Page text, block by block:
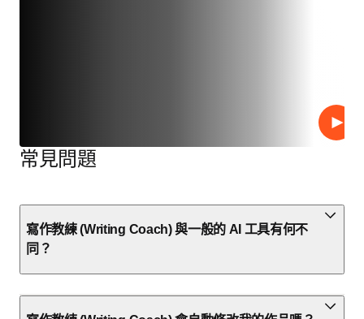
播放
常見問題
寫作教練 (Writing Coach) 與一般的 AI 工具有何不
同？